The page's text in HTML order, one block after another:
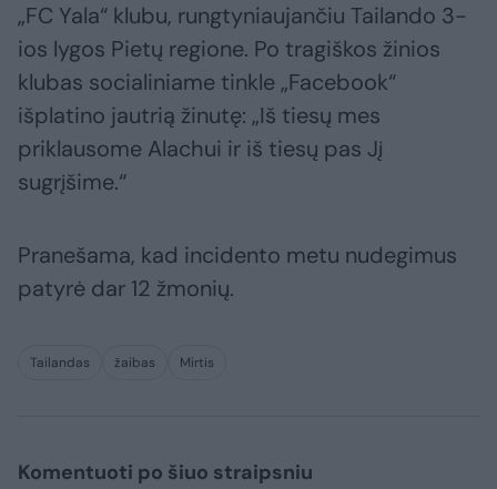
„FC Yala“ klubu, rungtyniaujančiu Tailando 3-
ios lygos Pietų regione. Po tragiškos žinios
klubas socialiniame tinkle „Facebook“
išplatino jautrią žinutę: „Iš tiesų mes
priklausome Alachui ir iš tiesų pas Jį
sugrįšime.“
Pranešama, kad incidento metu nudegimus
patyrė dar 12 žmonių.
Tailandas žaibas Mirtis
Komentuoti po šiuo straipsniu